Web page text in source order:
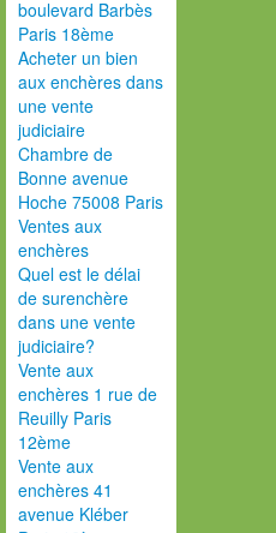
boulevard Barbès
Paris 18ème
Acheter un bien
aux enchères dans
une vente
judiciaire
Chambre de
Bonne avenue
Hoche 75008 Paris
Ventes aux
enchères
Quel est le délai
de surenchère
dans une vente
judiciaire?
Vente aux
enchères 1 rue de
Reuilly Paris
12ème
Vente aux
enchères 41
avenue Kléber